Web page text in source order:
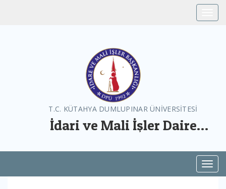
T.C. KÜTAHYA DUMLUPINAR ÜNİVERSİTESİ
İdari ve Mali İşler Daire